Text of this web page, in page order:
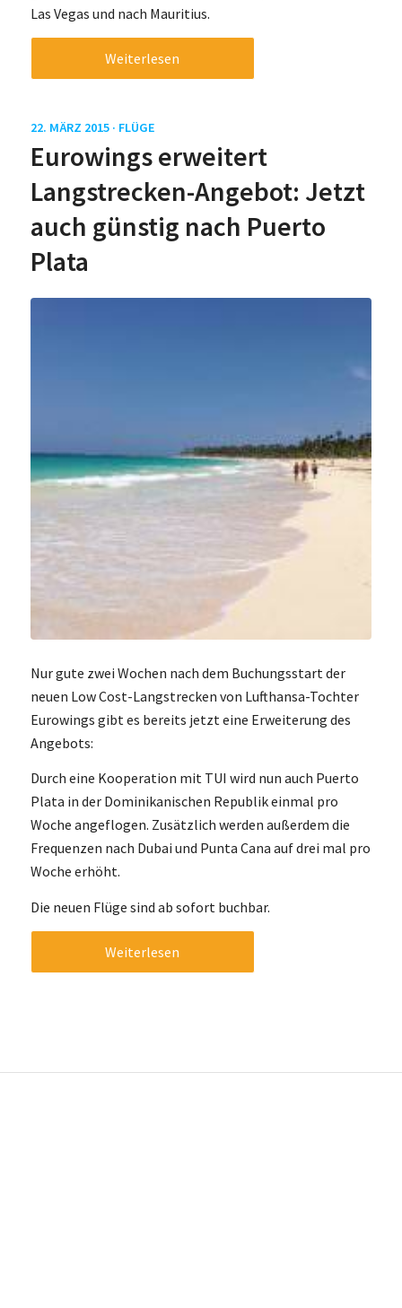
Las Vegas und nach Mauritius.
Weiterlesen
22. MÄRZ 2015 · FLÜGE
Eurowings erweitert
Langstrecken-Angebot: Jetzt
auch günstig nach Puerto
Plata
Nur gute zwei Wochen nach dem Buchungsstart der
neuen Low Cost-Langstrecken von Lufthansa-Tochter
Eurowings gibt es bereits jetzt eine Erweiterung des
Angebots:
Durch eine Kooperation mit TUI wird nun auch Puerto
Plata in der Dominikanischen Republik einmal pro
Woche angeflogen. Zusätzlich werden außerdem die
Frequenzen nach Dubai und Punta Cana auf drei mal pro
Woche erhöht.
Die neuen Flüge sind ab sofort buchbar.
Weiterlesen